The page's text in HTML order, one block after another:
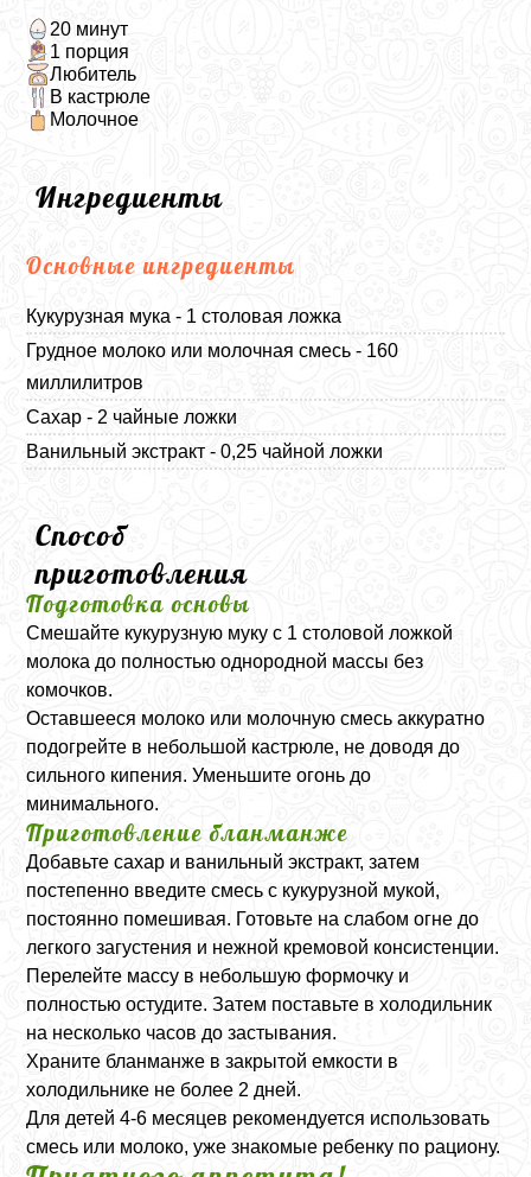
20 минут
1 порция
Любитель
В кастрюле
Молочное
Ингредиенты
Основные ингредиенты
Кукурузная мука - 1 столовая ложка
Грудное молоко или молочная смесь - 160
миллилитров
Сахар - 2 чайные ложки
Ванильный экстракт - 0,25 чайной ложки
Способ
приготовления
Подготовка основы
Смешайте кукурузную муку с 1 столовой ложкой
молока до полностью однородной массы без
комочков.
Оставшееся молоко или молочную смесь аккуратно
подогрейте в небольшой кастрюле, не доводя до
сильного кипения. Уменьшите огонь до
минимального.
Приготовление бланманже
Добавьте сахар и ванильный экстракт, затем
постепенно введите смесь с кукурузной мукой,
постоянно помешивая. Готовьте на слабом огне до
легкого загустения и нежной кремовой консистенции.
Перелейте массу в небольшую формочку и
полностью остудите. Затем поставьте в холодильник
на несколько часов до застывания.
Храните бланманже в закрытой емкости в
холодильнике не более 2 дней.
Для детей 4-6 месяцев рекомендуется использовать
смесь или молоко, уже знакомые ребенку по рациону.